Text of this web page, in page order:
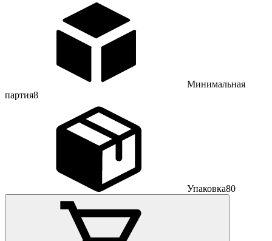
Минимальная
партия8
Упаковка80